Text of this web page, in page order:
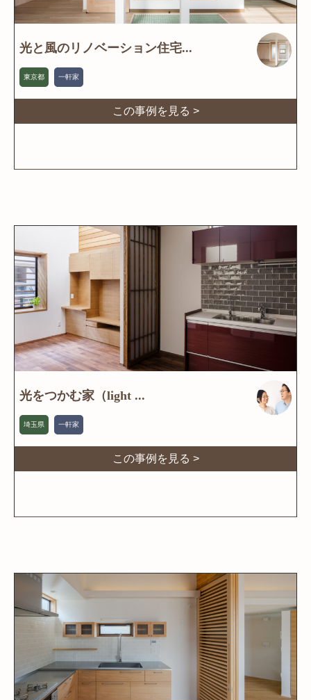
光と風のリノベーション住宅...
東京都 一軒家
この事例を見る >
光をつかむ家（light ...
埼玉県 一軒家
この事例を見る >